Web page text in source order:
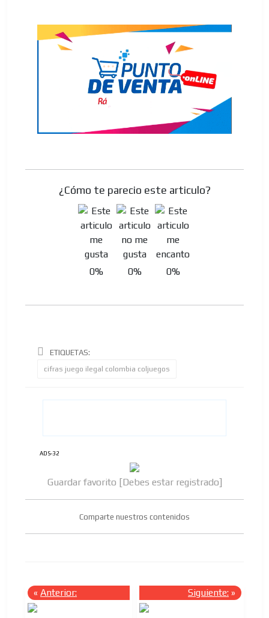
¿Cómo te parecio este articulo?
0% 0% 0%
ETIQUETAS:
cifras juego ilegal colombia coljuegos
ADS-32
Guardar favorito [Debes estar registrado]
Comparte nuestros contenidos
« Anterior: Siguiente: »